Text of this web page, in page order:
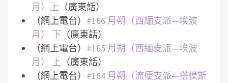
月）上 （廣東話）
（網上電台） #166 月朔（西緬支派—埃波
月） 下 （廣東話）
（網上電台） #165 月朔（西緬支派—埃波
月） 上 （廣東話）
（網上電台） #164 月朔（流便支派—搭模斯